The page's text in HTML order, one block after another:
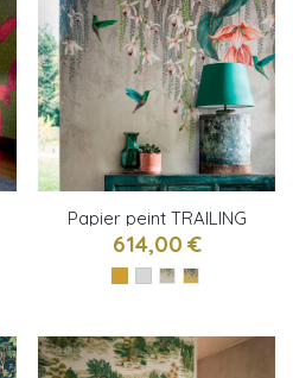
Papier peint TRAILING
ORCHID de Osborne &
Little
614,00 €